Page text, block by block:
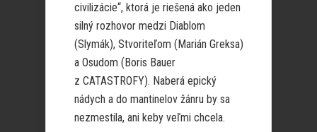
civilizácie“, ktorá je riešená ako jeden
silný rozhovor medzi Diablom
(Slymák), Stvoriteľom (Marián Greksa)
a Osudom (Boris Bauer
z CATASTROFY). Naberá epický
nádych a do mantinelov žánru by sa
nezmestila, ani keby veľmi chcela.